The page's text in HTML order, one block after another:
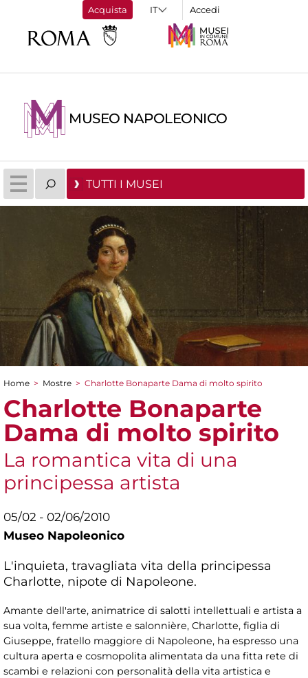
Acquista Accedi
MUSEO NAPOLEONICO
TUTTI I MUSEI
Tu sei qui
Home > Mostre > Charlotte Bonaparte Dama di molto spirito
Charlotte Bonaparte
Dama di molto spirito
La romantica vita di una
principessa artista
05/02 - 02/06/2010
Museo Napoleonico
L'inquieta, travagliata vita della principessa
Charlotte, nipote di Napoleone.
Amante dell'arte, animatrice di salotti intellettuali e artista a
sua volta, femme artiste e salonnière, Charlotte, figlia di
Giuseppe, fratello maggiore di Napoleone, ha espresso una
cultura aperta e cosmopolita alimentata da una fitta rete di
scambi e relazioni con personalità della vita artistica e